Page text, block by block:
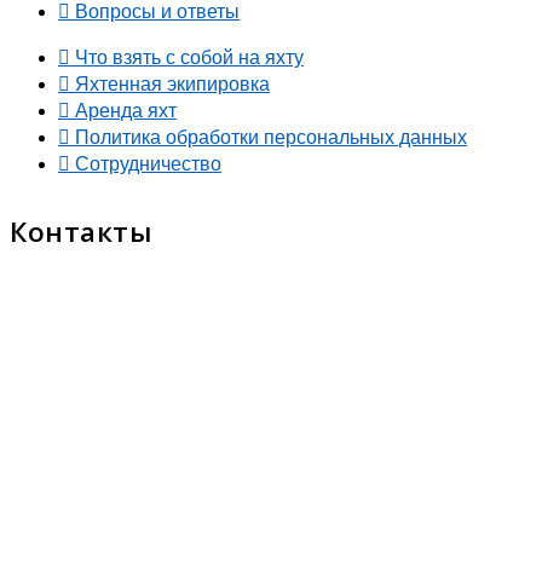
Вопросы и ответы
Что взять с собой на яхту
Яхтенная экипировка
Аренда яхт
Политика обработки персональных данных
Сотрудничество
Контакты